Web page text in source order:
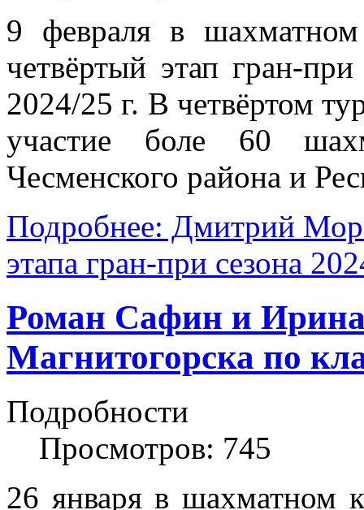
9 февраля в
четвёртый этап гран-
2024/25 г. В четвёртом
участие боле 60
Чесменского района и
Подробнее: Дмитрий
этапа гран-при сезона
Роман Сафин и
Магнитогорска по
Подробности
Просмотров: 745
26 января в шахматном